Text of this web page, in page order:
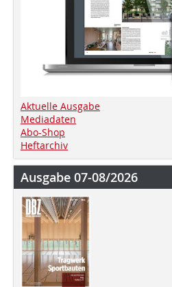
Aktuelle Ausgabe
Mediadaten
Abo-Shop
Heftarchiv
Ausgabe 07-08/2026